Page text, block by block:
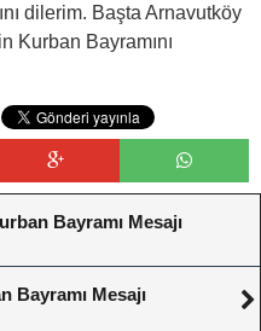
dilerim. Başta Arnavutköy
Kurban Bayramını
Bayramı Mesajı
Bayramı Mesajı